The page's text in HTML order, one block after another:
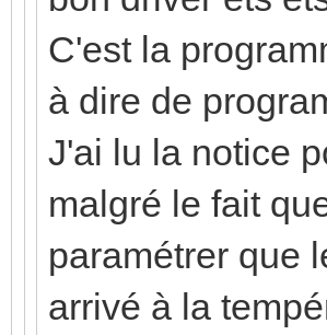
C'est la
à dire de
J'ai lu la notice
malgré le fait
paramétrer que
arrivé à la